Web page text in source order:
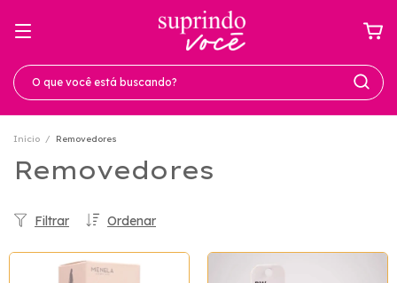
Início / Removedores
Removedores
Ordenar
Filtrar